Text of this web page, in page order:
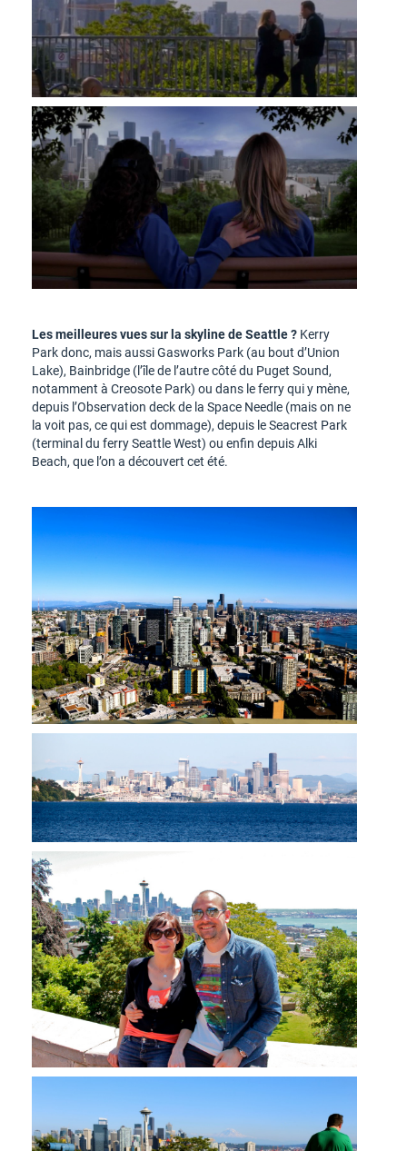
Les meilleures vues sur la skyline de Seattle ? Kerry
Park donc, mais aussi Gasworks Park (au bout d’Union
Lake), Bainbridge (l’île de l’autre côté du Puget Sound,
notamment à Creosote Park) ou dans le ferry qui y mène,
depuis l’Observation deck de la Space Needle (mais on ne
la voit pas, ce qui est dommage), depuis le Seacrest Park
(terminal du ferry Seattle West) ou enfin depuis Alki
Beach, que l’on a découvert cet été.